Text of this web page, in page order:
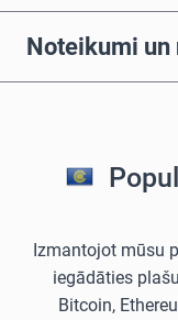
Noteikumi un
Izmantojot mūsu
iegādāties
Bitcoin,